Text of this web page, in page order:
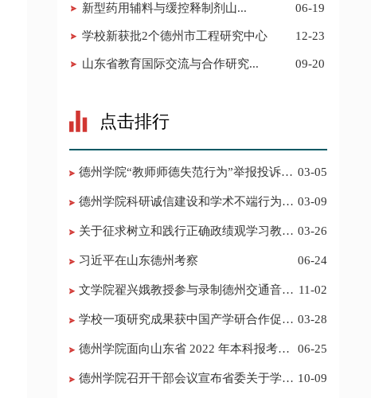
​新型药用辅料与缓控释制剂山... 06-19
学校新获批2个德州市工程研究中心 12-23
山东省教育国际交流与合作研究... 09-20
点击排行
03-05
03-09
03-26
习近平在山东德州考察 06-24
11-02
03-28
06-25
10-09